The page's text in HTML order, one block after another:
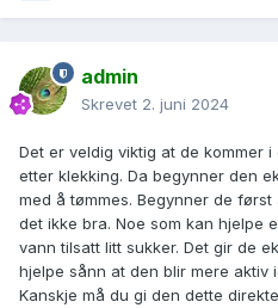
admin
Skrevet 2. juni 2024
Det er veldig viktig at de kommer
etter klekking. Da begynner den
med å tømmes. Begynner de
det ikke bra. Noe som kan hjelpe
vann tilsatt litt sukker. Det gir de
hjelpe sånn at den blir mere aktiv
Kanskje må du gi den dette